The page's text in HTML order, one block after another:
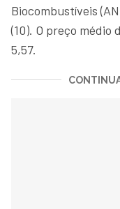
Biocombustíveis
(10). O preço médio
5,57.